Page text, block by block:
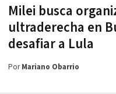
Milei busca
ultraderecha en
desafiar a Lula
PorMariano Obarrio